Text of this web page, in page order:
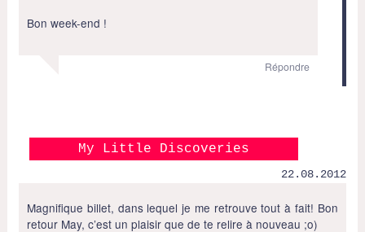
Bon week-end !
Répondre
My Little Discoveries
22.08.2012
Magnifique billet, dans lequel je me retrouve tout à fait! Bon
retour May, c’est un plaisir que de te relire à nouveau ;o)